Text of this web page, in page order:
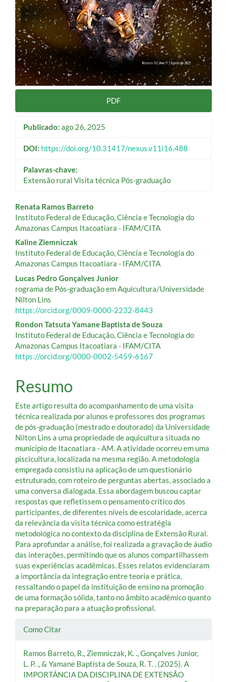
PDF
Publicado: ago 26, 2025
DOI: https://doi.org/10.31417/nexus.v11i16.488
Palavras-chave:
Extensão rural Visita técnica Pós-graduação
Conteúdo
do
artigo
principal
Renata Ramos Barreto
Instituto Federal de Educação, Ciência e Tecnologia do
Amazonas Campus Itacoatiara - IFAM/CITA
Kaline Ziemniczak
Instituto Federal de Educação, Ciência e Tecnologia do
Amazonas Campus Itacoatiara - IFAM/CITA
Lucas Pedro Gonçalves Junior
rograma de Pós-graduação em Aquicultura/Universidade
Nilton Lins
https://orcid.org/0009-0000-2232-8443
Rondon Tatsuta Yamane Baptista de Souza
Instituto Federal de Educação, Ciência e Tecnologia do
Amazonas Campus Itacoatiara - IFAM/CITA
https://orcid.org/0000-0002-5459-6167
Resumo
Este artigo resulta do acompanhamento de uma visita
técnica realizada por alunos e professores dos programas
de pós-graduação (mestrado e doutorado) da Universidade
Nilton Lins a uma propriedade de aquicultura situada no
município de Itacoatiara - AM. A atividade ocorreu em uma
piscicultura, localizada na mesma região. A metodologia
empregada consistiu na aplicação de um questionário
estruturado, com roteiro de perguntas abertas, associado a
uma conversa dialogada. Essa abordagem buscou captar
respostas que refletissem o pensamento crítico dos
participantes, de diferentes níveis de escolaridade, acerca
da relevância da visita técnica como estratégia
metodológica no contexto da disciplina de Extensão Rural.
Para aprofundar a análise, foi realizada a gravação de áudio
das interações, permitindo que os alunos compartilhassem
suas experiências acadêmicas. Esses relatos evidenciaram
a importância da integração entre teoria e prática,
ressaltando o papel da instituição de ensino na promoção
de uma formação sólida, tanto no âmbito acadêmico quanto
na preparação para a atuação profissional.
Detalhes
artigo
Como Citar
Ramos Barreto, R., Ziemniczak, K. ., Gonçalves Junior,
L. P. ., & Yamane Baptista de Souza, R. T. . (2025). A
IMPORTÂNCIA DA DISCIPLINA DE EXTENSÃO